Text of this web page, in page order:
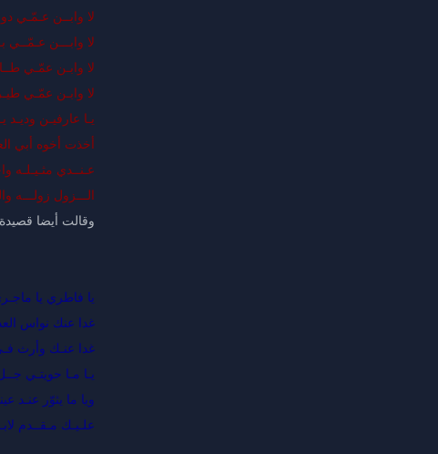
لا وابــن عـمّـي
لا وابـــن عـمّــي
لا وابـن عمّـي
لا وابـن عمّـي
يـا عارفيـن وديـد
أخذت أخوه أبي
عـنــدي مثـيـلـه
الـــزول زولـــه
وقالت أيضا
يا فاطري يا
غدا عنك نواس
غدا عنـك وأرث فـي
يـا مـا حويتـي
ويا ما يثوّر عنـد
علـيـك مـقــدم